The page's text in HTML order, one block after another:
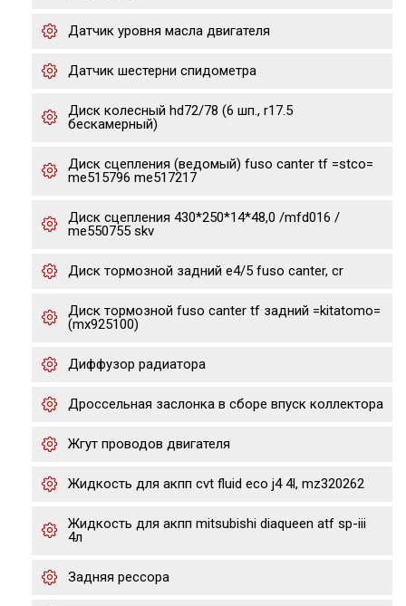
Датчик уровня масла двигателя
Датчик шестерни спидометра
Диск колесный hd72/78 (6 шп., r17.5
бескамерный)
Диск сцепления (ведомый) fuso canter tf =stco=
me515796 me517217
Диск сцепления 430*250*14*48,0 /mfd016 /
me550755 skv
Диск тормозной задний е4/5 fuso canter, cr
Диск тормозной fuso canter tf задний =kitatomo=
(mx925100)
Диффузор радиатора
Дроссельная заслонка в сборе впуск коллектора
Жгут проводов двигателя
Жидкость для акпп cvt fluid eco j4 4l, mz320262
Жидкость для акпп mitsubishi diaqueen atf sp-iii
4л
Задняя рессора